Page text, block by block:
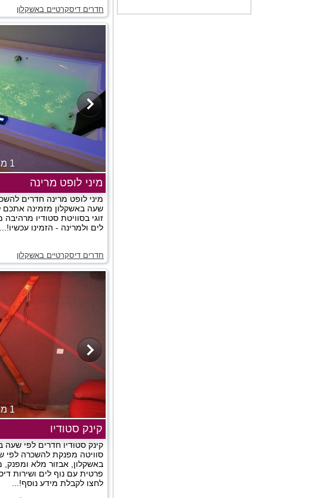
חדרים דיסקרטיים באשקלון
1 מתוך 9
מיני לופט מרינה
מיני לופט מרינה חדרים
שעה באשקלון מזמינה אתכם
זוגי בסוויטת סטודיו מרהיבה
לים ולמרינה - הזמינו עכשיו!...
חדרים דיסקרטיים באשקלון
1 מתוך 15
קינק סטודיו
קינק סטודיו חדרים לפי שעה
סוויטה מפנקת להשכרה לפי
באשקלון, אבזור מלא
פרטית עם נוף לים ושירות
לחצו לקבלת מידע נוסף!...